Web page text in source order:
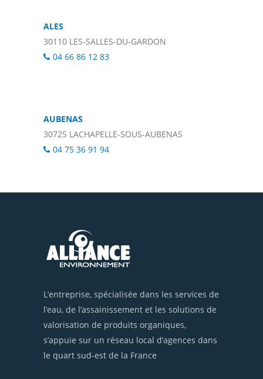
ALES
30110 LES-SALLES-DU-GARDON
04 66 86 12 83
AUBENAS
30725 LACHAPELLE-SOUS-AUBENAS
04 75 36 91 94
L’entreprise, spécialisée dans les services de
l’eau, de l’assainissement et les solutions de
valorisation de produits organiques,
s’appuie sur un réseau local d’agences dans
le quart sud-est de la France